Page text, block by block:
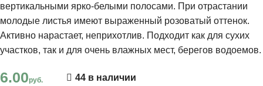
вертикальными ярко-белыми полосами. При отрастании
молодые листья имеют выраженный розоватый оттенок.
Активно нарастает, неприхотлив. Подходит как для сухих
участков, так и для очень влажных мест, берегов водоемов.
6.00руб. 44 в наличии